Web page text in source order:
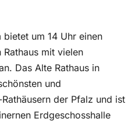
um 14 Uhr einen
mit vielen
Das Alte Rathaus in
und
der Pfalz und ist
Erdgeschosshalle